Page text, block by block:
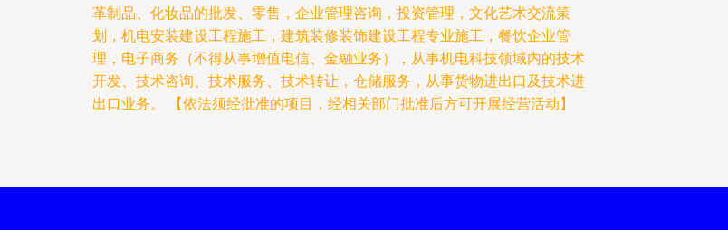
革制品、化妆品的批发、零售，企业管理咨询，投资管理，文化艺术交流策
划，机电安装建设工程施工，建筑装修装饰建设工程专业施工，餐饮企业管
理，电子商务（不得从事增值电信、金融业务），从事机电科技领域内的技术
开发、技术咨询、技术服务、技术转让，仓储服务，从事货物进出口及技术进
出口业务。 【依法须经批准的项目，经相关部门批准后方可开展经营活动】